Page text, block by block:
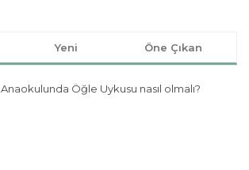
Yeni Öne Çıkan
Anaokulunda Öğle Uykusu nasıl olmalı?